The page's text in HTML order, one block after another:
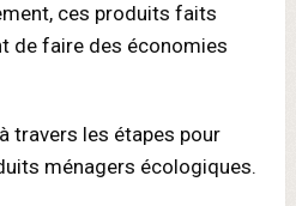
ces produits faits
de faire des économies
travers les étapes pour
ménagers écologiques.